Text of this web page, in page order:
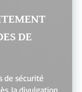
DE
de sécurité